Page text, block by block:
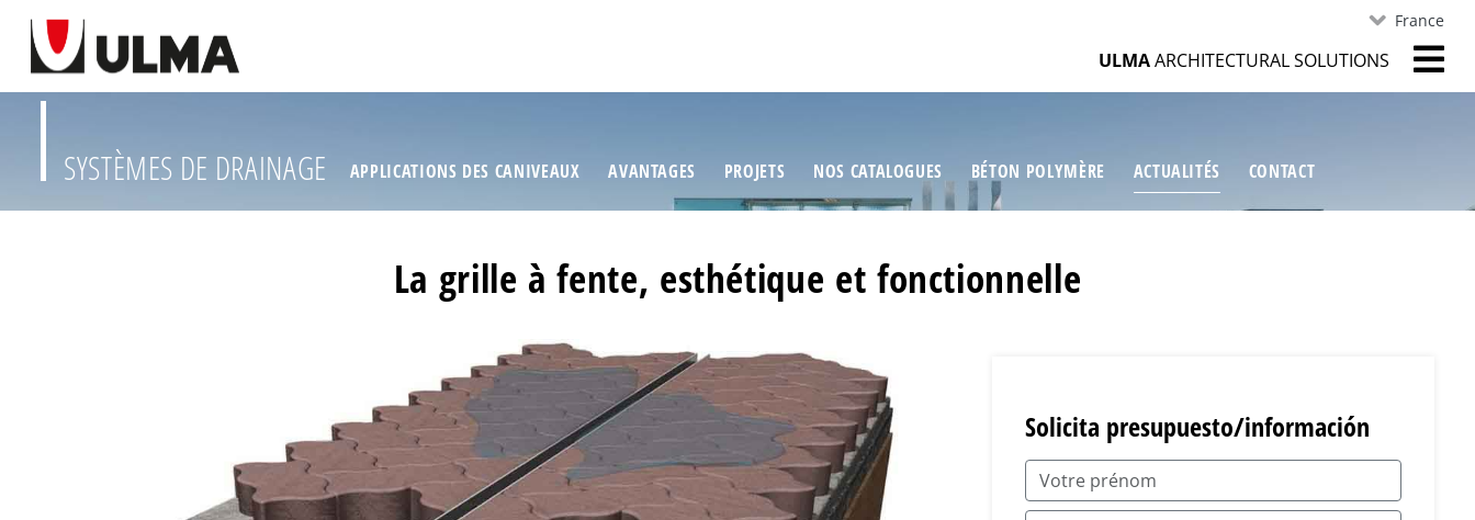
France
ULMAARCHITECTURAL SOLUTIONS
SYSTÈMES DE DRAINAGE APPLICATIONS DES CANIVEAUX AVANTAGES PROJETS NOS CATALOGUES BÉTON POLYMÈRE ACTUALITÉS CONTACT
La grille à fente, esthétique et fonctionnelle
Solicita presupuesto/información